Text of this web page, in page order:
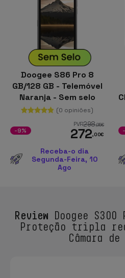
Doogee S86 Pro 8
GB/128 GB - Telemóvel
Naranja - Sem selo
(0 opiniões)
PVR298,95€
272,00€
-9%
Receba-o dia
Segunda-Feira, 10
Ago
Review Doogee
Proteção tripla
Câmara de